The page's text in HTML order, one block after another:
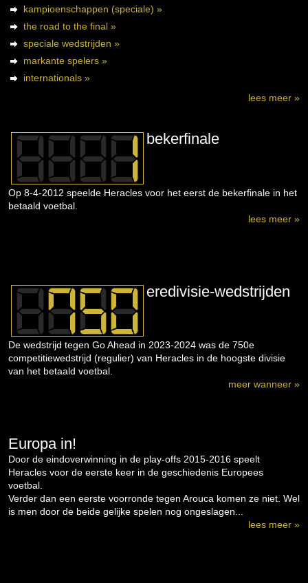
kampioenschappen (speciale) »
the road to the final »
speciale wedstrijden »
markante spelers »
internationals »
lees meer »
bekerfinale
Op 8-4-2012 speelde Heracles voor het eerst de bekerfinale in het
betaald voetbal.
lees meer »
eredivisie-wedstrijden
De wedstrijd tegen Go Ahead in 2023-2024 was de 750e
competitiewedstrijd (regulier) van Heracles in de hoogste divisie
van het betaald voetbal.
meer wanneer »
Europa in!
Door de eindoverwinning in de play-offs 2015-2016 speelt
Heracles voor de eerste keer in de geschiedenis Europees
voetbal.
Verder dan een eerste voorronde tegen Arouca komen ze niet. Wel
is men door de beide gelijke spelen nog ongeslagen...
lees meer »